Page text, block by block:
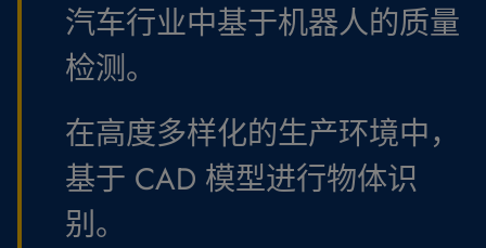
汽车行业中基于机器人的质量
检测。
在高度多样化的生产环境中，
基于 CAD 模型进行物体识
别。